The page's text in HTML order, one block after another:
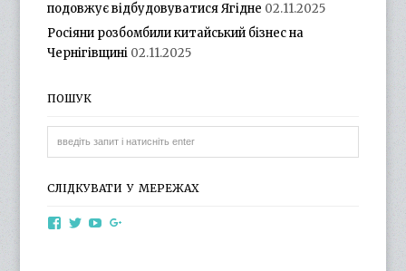
подовжує відбудовуватися Ягідне 02.11.2025
Росіяни розбомбили китайський бізнес на
Чернігівщині 02.11.2025
ПОШУК
СЛІДКУВАТИ У МЕРЕЖАХ
ViewViewView